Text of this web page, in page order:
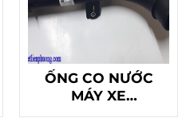
ỐNG CO NƯỚC
MÁY XE
CHEVROLET